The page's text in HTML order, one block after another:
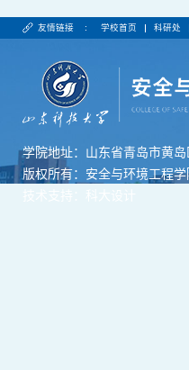
友情链接 : 学校首页 科研处
学院地址：山东省青岛市黄
版权所有：安全与环境工程学